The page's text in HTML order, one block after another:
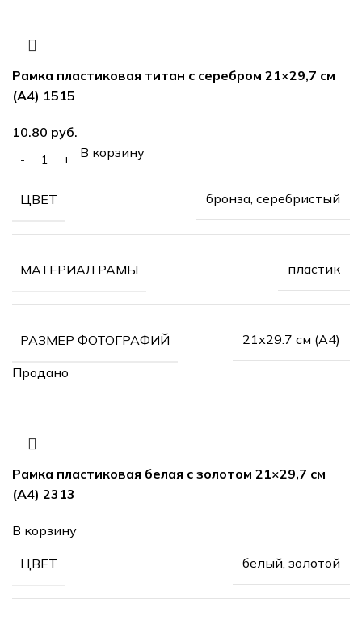
Рамка пластиковая титан с серебром 21×29,7 см
(А4) 1515
руб.
В корзину
ЦВЕТ бронза, серебристый
МАТЕРИАЛ РАМЫ пластик
РАЗМЕР ФОТОГРАФИЙ 21х29.7 см (А4)
Продано
Рамка пластиковая белая с золотом 21×29,7 см
(А4) 2313
В корзину
ЦВЕТ белый, золотой